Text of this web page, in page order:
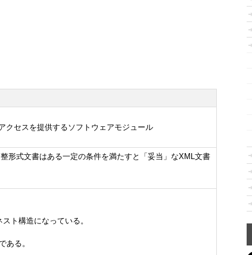
クセスを提供するソフトウェアモジュール
式文書はある一定の条件を満たすと「妥当」なXML文書
ト構造になっている。
ある。